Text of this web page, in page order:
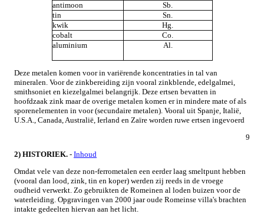
antimoon
Sb.
tin
Sn.
kwik
Hg.
cobalt
Co.
aluminium
Al.
Deze metalen komen voor in variërende koncentraties in tal van
mineralen. Voor de zinkbereiding zijn vooral zinkblende, edelgalmei,
smithsoniet en kiezelgalmei belangrijk. Deze ertsen bevatten in
hoofdzaak zink maar de overige metalen komen er in mindere mate of als
sporenelementen in voor (secundaire metalen). Vooral uit Spanje, Italië,
U.S.A., Canada, Australië, Ierland en Zaïre worden ruwe ertsen ingevoerd
9
2) HISTORIEK. - Inhoud
Omdat vele van deze non-ferrometalen een eerder laag smeltpunt hebben
(vooral dan lood, zink, tin en koper) werden zij reeds in de vroege
oudheid verwerkt. Zo gebruikten de Romeinen al loden buizen voor de
waterleiding. Opgravingen van 2000 jaar oude Romeinse villa's brachten
intakte gedeelten hiervan aan het licht.